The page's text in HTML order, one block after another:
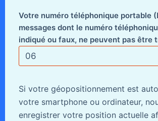
Votre numéro téléphonique portable
messages dont le numéro
indiqué ou faux, ne peuvent pas être
Si votre géopositionnement est
votre smartphone ou ordinateur,
enregistrer votre position actuelle